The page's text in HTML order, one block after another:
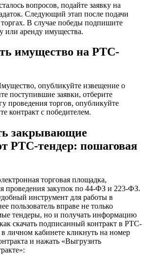
вопросов, подайте заявку на
Следующий этап после подачи
В случае победы подпишите
или аренду имущества.
имущество на РТС-
опубликуйте извещение о
поступившие заявки, отберите
проведения торгов, опубликуйте
контракт с победителем.
закрывающие
РТС-тендер: пошаговая
торговая площадка,
проведения закупок по 44-ФЗ и 223-ФЗ.
инструмент для работы в
пользователь вправе не только
тендеры, но и получать информацию
скачать подписанный контракт в РТС-
личном кабинете кликнуть на номер
и нажать «Выгрузить